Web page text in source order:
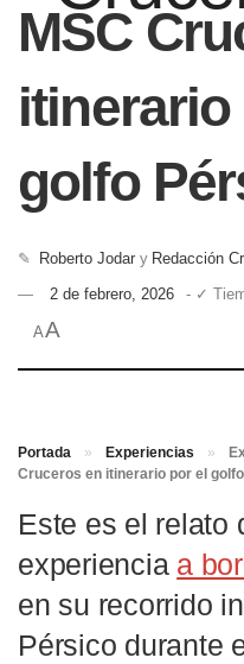
MSC
itinerario
golfo
✎ Roberto Jodar y Redacción
2 de febrero, 2026
- ✓
AA
Portada » Experiencias »
Cruceros en itinerario por el
Este es el relato
experiencia a
en su recorrido
Pérsico durante